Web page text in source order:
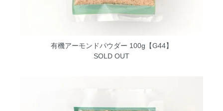
有機アーモンドパウダー 100g【G44】
SOLD OUT